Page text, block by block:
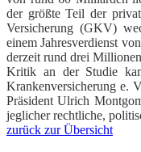
der größte Teil der
Versicherung (GKV)
einem Jahresverdienst
derzeit rund drei
Kritik an der Studie
Krankenversicherung e.
Präsident Ulrich
jeglicher rechtliche,
zurück zur Übersicht